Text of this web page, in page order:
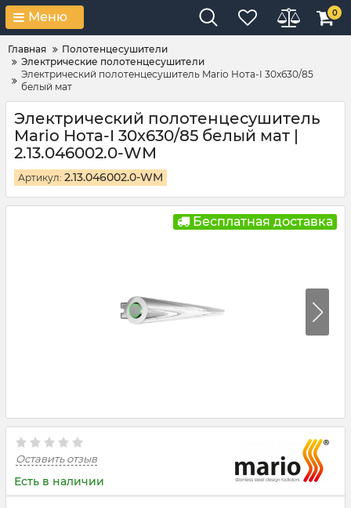
Меню 0
Главная
Полотенцесушители
Электрические полотенцесушители
Электрический полотенцесушитель Mario Нота-I 30x630/85
белый мат
Электрический полотенцесушитель
Mario Нота-I 30x630/85 белый мат |
2.13.046002.0-WM
Артикул: 2.13.046002.0-WM
Бесплатная доставка
Оставить отзыв
Есть в наличии